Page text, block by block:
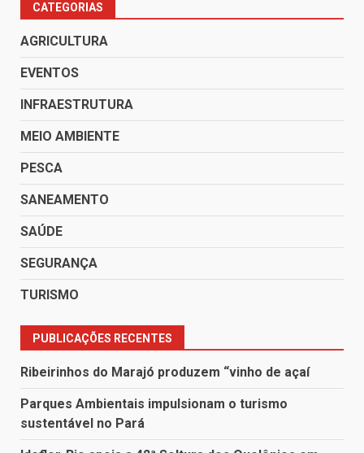
CATEGORIAS
AGRICULTURA
EVENTOS
INFRAESTRUTURA
MEIO AMBIENTE
PESCA
SANEAMENTO
SAÚDE
SEGURANÇA
TURISMO
PUBLICAÇÕES RECENTES
Ribeirinhos do Marajó produzem “vinho de açaí
Parques Ambientais impulsionam o turismo
sustentável no Pará